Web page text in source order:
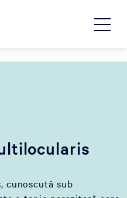
cunoscută sub